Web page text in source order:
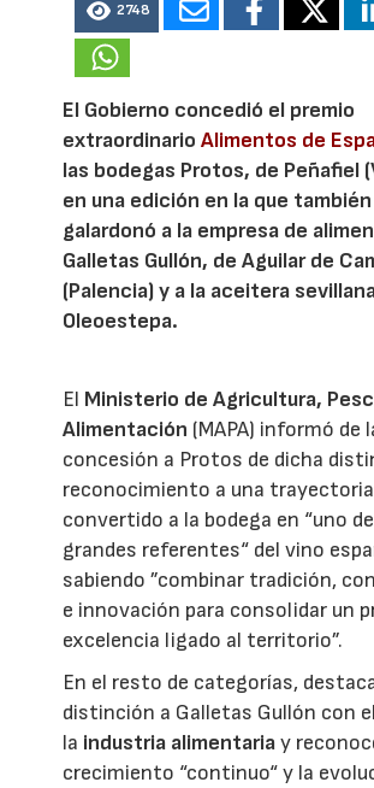
2748
El Gobierno concedió el premio
extraordinarioAlimentos de
las bodegas Protos, de Peñafiel
en una edición en la que
galardonó a la empresa de
Galletas Gullón, de Aguilar de
(Palencia) y a la aceitera
Oleoestepa.
El Ministerio de Agricultura,
Alimentación (MAPA) informó de
concesión a Protos de dicha
reconocimiento a una trayectoria
convertido a la bodega en “uno
grandes referentes“ del vino
sabiendo ”combinar tradición,
e innovación para consolidar un
excelencia ligado al territorio”.
En el resto de categorías,
distinción a Galletas Gullón con
la industria alimentariay
crecimiento “continuo“ y la